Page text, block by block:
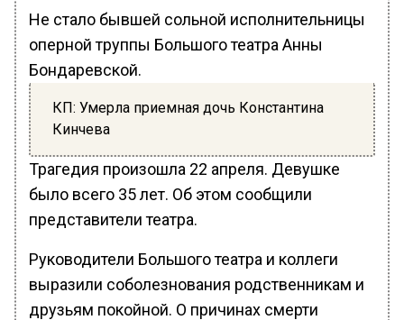
Не стало бывшей сольной исполнительницы
оперной труппы Большого театра Анны
Бондаревской.
КП: Умерла приемная дочь Константина
Кинчева
Трагедия произошла 22 апреля. Девушке
было всего 35 лет. Об этом сообщили
представители театра.
Руководители Большого театра и коллеги
выразили соболезнования родственникам и
друзьям покойной. О причинах смерти